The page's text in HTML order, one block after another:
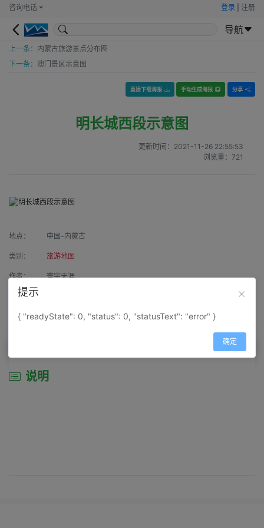
咨询电话 登录 注册
导航
上一条： 内蒙古旅游景点分布图
下一条： 澳门景区示意图
直接下载海报 手动生成海报 分享
明长城西段示意图
更新时间： 2021-11-26 22:55:53
浏览量： 721
地点： 中国-内蒙古
类别： 旅游地图
作者： 寰宇天涯
来源：
属性： 地图属性： 地图类型-地形地势图
说明
提示
{ "readyState": 0, "status": 0, "statusText": "error" }
确定